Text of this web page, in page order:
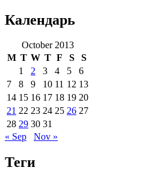
Календарь
October 2013
M T W T F S
S
1
2 3 4 5
6
7
8 9 10 11 12 13
14 15 16 17 18 19 20
21 22 23 24 25 26 27
28 29 30 31
« Sep
Nov »
Теги